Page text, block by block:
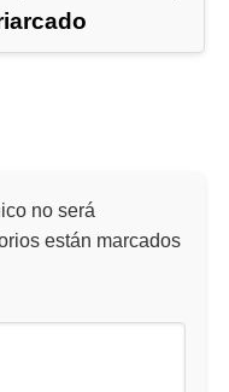
no será
están marcados